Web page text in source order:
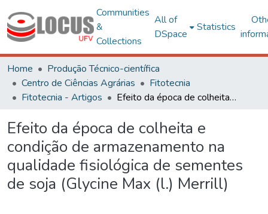
Communities
&
Collections
All of
DSpace
Statistics
Home
Produção Técnico-científica
Centro de Ciências Agrárias
Fitotecnia
Fitotecnia - Artigos
Efeito da época de colheita e condição de armazenamento na qualidade fisiológica de sementes de soja (Glycine Max (l.) Merrill)
Efeito da época de colheita e
condição de armazenamento na
qualidade fisiológica de sementes
de soja (Glycine Max (l.) Merrill)